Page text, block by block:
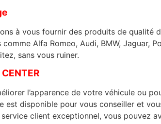
à vous fournir des produits de
Alfa Romeo, Audi, BMW, Jaguar,
sans vous ruiner.
l’apparence de votre véhicule ou
est disponible pour vous conseiller et
client exceptionnel, vous pouvez